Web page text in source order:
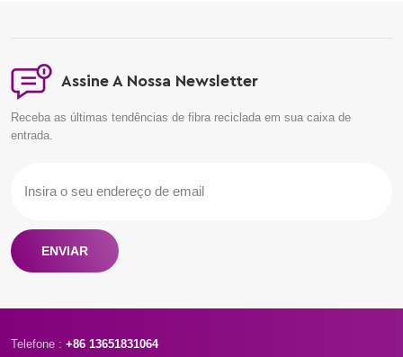
Assine A Nossa Newsletter
Receba as últimas tendências de fibra reciclada em sua caixa de
entrada.
ENVIAR
Telefone : +86 13651831064